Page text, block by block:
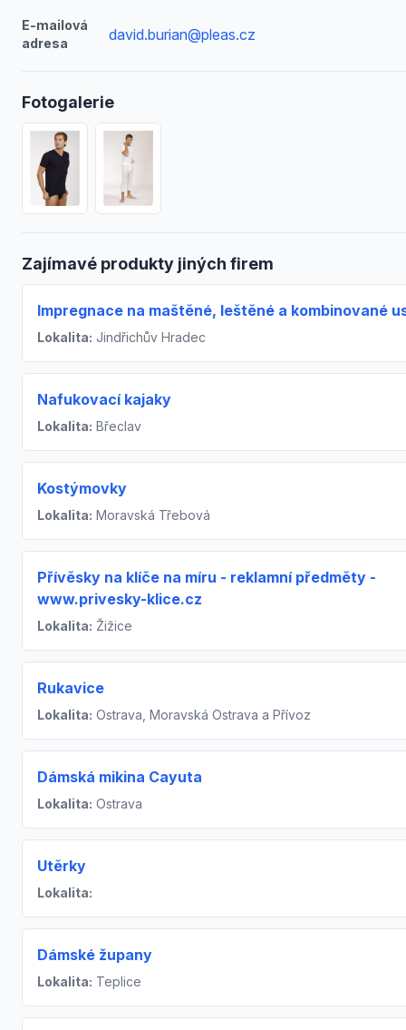
E-mailová
adresa
david.burian@pleas.cz
Fotogalerie
Zajímavé produkty jiných firem
Impregnace na maštěné, leštěné a kombinované
Lokalita: Jindřichův Hradec
Nafukovací kajaky
Lokalita: Břeclav
Kostýmovky
Lokalita: Moravská Třebová
Přívěsky na klíče na míru - reklamní předměty -
www.privesky-klice.cz
Lokalita: Žižice
Rukavice
Lokalita: Ostrava, Moravská Ostrava a Přívoz
Dámská mikina Cayuta
Lokalita: Ostrava
Utěrky
Lokalita:
Dámské župany
Lokalita: Teplice